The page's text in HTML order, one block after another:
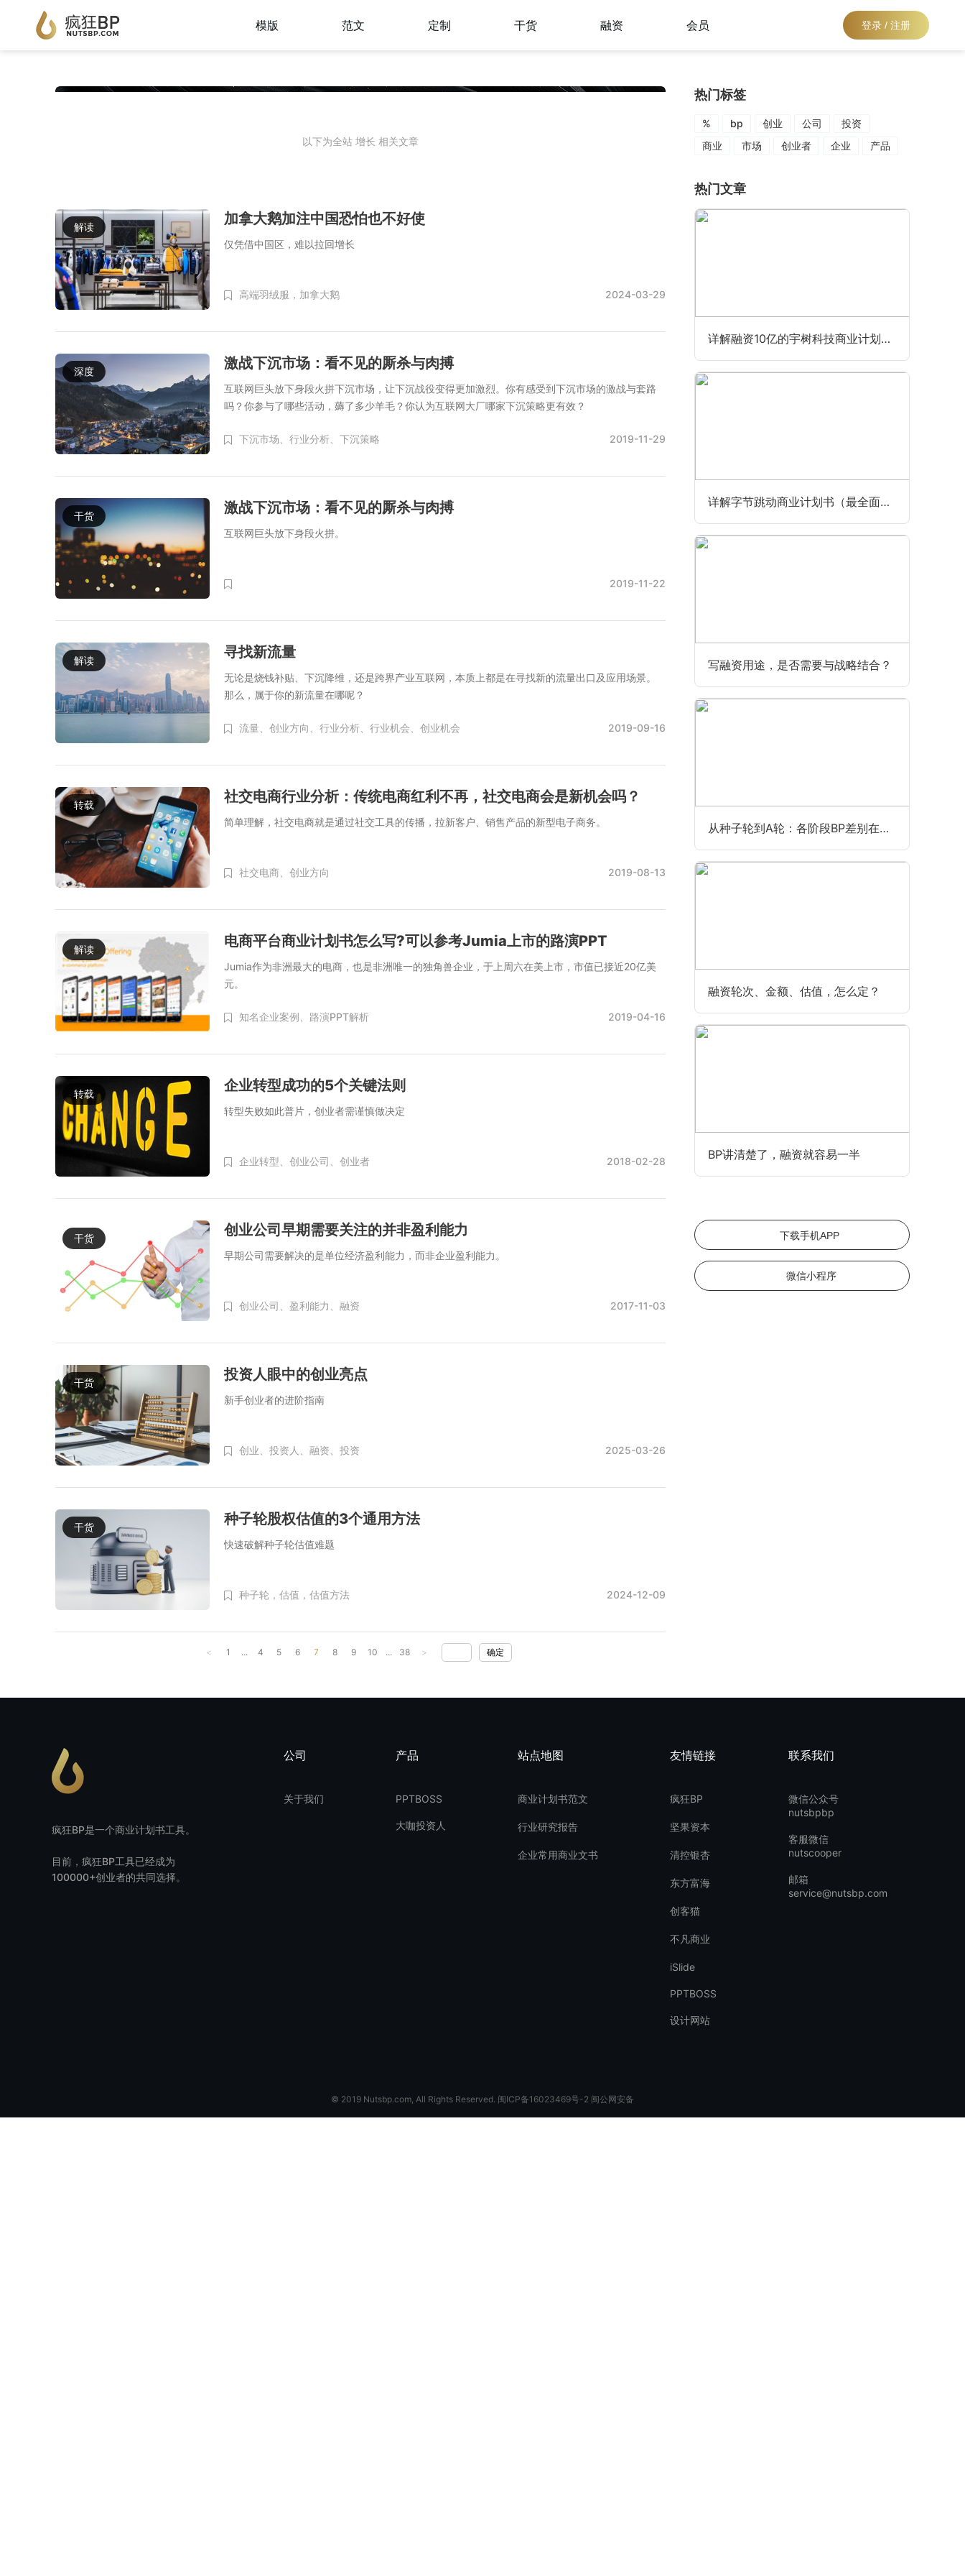
模版 范文 定制 干货 融资 会员 登录 / 注册
以下为全站 增长 相关文章
解读 加拿大鹅加注中国恐怕也不好使
仅凭借中国区，难以拉回增长
高端羽绒服，加拿大鹅 2024-03-29
深度 激战下沉市场：看不见的厮杀与肉搏
互联网巨头放下身段火拼下沉市场，让下沉战役变得更加激烈。你有感受到下沉市场的激战与套路
吗？你参与了哪些活动，薅了多少羊毛？你认为互联网大厂哪家下沉策略更有效？
下沉市场、 行业分析、 下沉策略 2019-11-29
干货 激战下沉市场：看不见的厮杀与肉搏
互联网巨头放下身段火拼。
2019-11-22
解读 寻找新流量
无论是烧钱补贴、下沉降维，还是跨界产业互联网，本质上都是在寻找新的流量出口及应用场景。
那么，属于你的新流量在哪呢？
流量、 创业方向、 行业分析、 行业机会、 创业机会 2019-09-16
转载 社交电商行业分析：传统电商红利不再，社交电商会是新机会吗？
简单理解，社交电商就是通过社交工具的传播，拉新客户、销售产品的新型电子商务。
社交电商、 创业方向 2019-08-13
解读 电商平台商业计划书怎么写?可以参考Jumia上市的路演PPT
Jumia作为非洲最大的电商，也是非洲唯一的独角兽企业，于上周六在美上市，市值已接近20亿美
元。
知名企业案例、 路演PPT解析 2019-04-16
转载 企业转型成功的5个关键法则
转型失败如此普片，创业者需谨慎做决定
企业转型、 创业公司、 创业者 2018-02-28
干货 创业公司早期需要关注的并非盈利能力
早期公司需要解决的是单位经济盈利能力，而非企业盈利能力。
创业公司、 盈利能力、 融资 2017-11-03
干货 投资人眼中的创业亮点
新手创业者的进阶指南
创业、 投资人、 融资、 投资 2025-03-26
干货 种子轮股权估值的3个通用方法
快速破解种子轮估值难题
种子轮，估值，估值方法 2024-12-09
< 1 ... 4 5 6 7 8 9 10 ... 38 > 确定
热门标签
% bp 创业 公司
投资
商业
市场 创业者 企业 产品
热门文章
详解融资10亿的宇树科技商业计划书（最全最新版）
详解字节跳动商业计划书（最全面完整版）
写融资用途，是否需要与战略结合？
从种子轮到A轮：各阶段BP差别在哪？
融资轮次、金额、估值，怎么定？
BP讲清楚了，融资就容易一半
下载手机APP
微信小程序
疯狂BP是一个商业计划书工具。
目前，疯狂BP工具已经成为
100000+创业者的共同选择。
公司
关于我们
产品
PPTBOSS
大咖投资人
站点地图
商业计划书范文
行业研究报告
企业常用商业文书
友情链接
疯狂BP
坚果资本
清控银杏
东方富海
创客猫
不凡商业
iSlide
PPTBOSS
设计网站
联系我们
微信公众号
nutsbpbp
客服微信
nutscooper
邮箱
service@nutsbp.com
© 2019 Nutsbp.com, All Rights Reserved. 闽ICP备16023469号-2 闽公网安备